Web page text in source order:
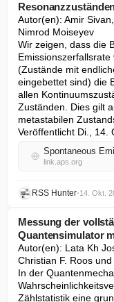
Autor(en): Amir
Nimrod Moiseyev
Wir zeigen, dass die
(Zustände mit
eingebettet sind) die
allen
Zuständen. Dies gilt
metastabilen
Veröffentlicht Di., 14.
link.aps.org
RSS Hunter•14. Okt.
Messung der
Quantensimulator
Autor(en): Lata Kh
Christian F. Roos
In der
Zählstatistik eine